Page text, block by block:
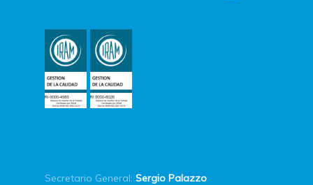
Secretario General: Sergio Palazzo